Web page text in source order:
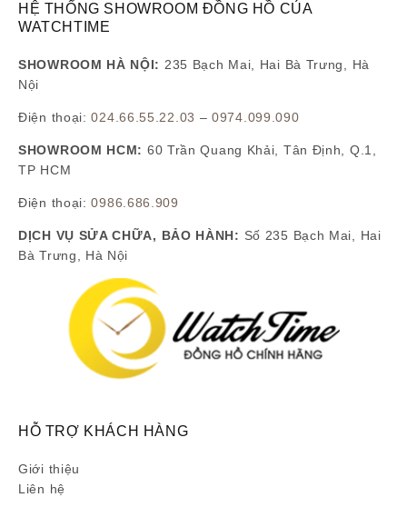
HỆ THỐNG SHOWROOM ĐỒNG HỒ CỦA
WATCHTIME
SHOWROOM HÀ NỘI: 235 Bạch Mai, Hai Bà Trưng, Hà
Nội
Điện thoại:024.66.55.22.03 –0974.099.090
SHOWROOM HCM: 60 Trần Quang Khải, Tân Định, Q.1,
TP HCM
Điện thoại:0986.686.909
DỊCH VỤ SỬA CHỮA, BẢO HÀNH: Số 235 Bạch Mai, Hai
Bà Trưng, Hà Nội
HỖ TRỢ KHÁCH HÀNG
Giới thiệu
Liên hệ